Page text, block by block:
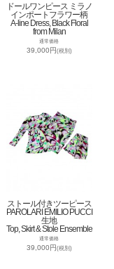
ドールワンピース ミラノ
インポートフラワー柄
A-line Dress, Black Floral
from Milan
通常価格
39,000円(税別)
ストール付きツーピース
PAROLARI EMILIO PUCCI
生地
Top, Skirt & Stole Ensemble
通常価格
39,000円(税別)